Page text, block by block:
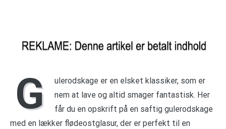
G
ulerodskage er en elsket klassiker, som er
nem at lave og altid smager fantastisk. Her
får du en opskrift på en saftig gulerodskage
med en lækker flødeostglasur, der er perfekt til en